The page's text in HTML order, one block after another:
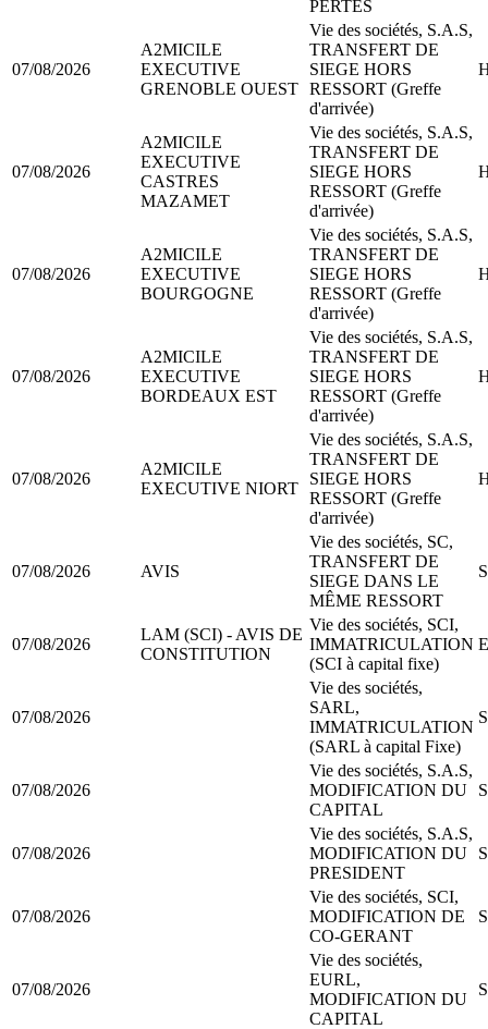
PERTES
07/08/2026
A2MICILE
EXECUTIVE
GRENOBLE OUEST
Vie des sociétés, S.A.S,
TRANSFERT DE
SIEGE HORS
RESSORT (Greffe
d'arrivée)
07/08/2026
A2MICILE
EXECUTIVE
CASTRES
MAZAMET
Vie des sociétés, S.A.S,
TRANSFERT DE
SIEGE HORS
RESSORT (Greffe
d'arrivée)
07/08/2026
A2MICILE
EXECUTIVE
BOURGOGNE
Vie des sociétés, S.A.S,
TRANSFERT DE
SIEGE HORS
RESSORT (Greffe
d'arrivée)
07/08/2026
A2MICILE
EXECUTIVE
BORDEAUX EST
Vie des sociétés, S.A.S,
TRANSFERT DE
SIEGE HORS
RESSORT (Greffe
d'arrivée)
07/08/2026
A2MICILE
EXECUTIVE NIORT
Vie des sociétés, S.A.S,
TRANSFERT DE
SIEGE HORS
RESSORT (Greffe
d'arrivée)
07/08/2026 AVIS
Vie des sociétés, SC,
TRANSFERT DE
SIEGE DANS LE
MÊME RESSORT
07/08/2026
LAM (SCI) - AVIS DE
CONSTITUTION
Vie des sociétés, SCI,
IMMATRICULATION
(SCI à capital fixe)
07/08/2026
Vie des sociétés,
SARL,
IMMATRICULATION
(SARL à capital Fixe)
07/08/2026
Vie des sociétés, S.A.S,
MODIFICATION DU
CAPITAL
07/08/2026
Vie des sociétés, S.A.S,
MODIFICATION DU
PRESIDENT
07/08/2026
Vie des sociétés, SCI,
MODIFICATION DE
CO-GERANT
07/08/2026
Vie des sociétés,
EURL,
MODIFICATION DU
CAPITAL